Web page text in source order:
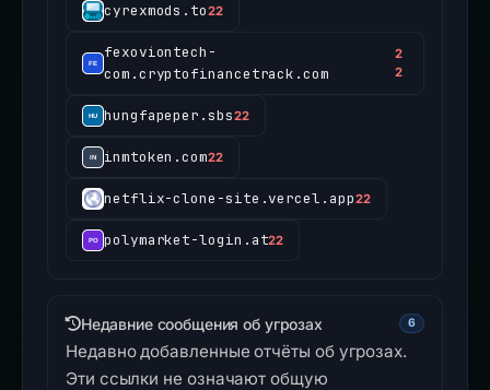
cyrexmods.to22
fexoviontech-
com.cryptofinancetrack.com
2
2
hungfapeper.sbs22
inmtoken.com22
netflix-clone-site.vercel.app22
polymarket-login.at22
Недавние сообщения об угрозах 6
Недавно добавленные отчёты об угрозах.
Эти ссылки не означают общую